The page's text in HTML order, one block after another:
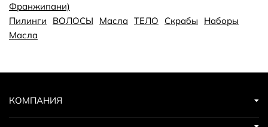
Франжипани)
Пилинги
ВОЛОСЫ Масла ТЕЛО Скрабы
Наборы
Масла
КОМПАНИЯ